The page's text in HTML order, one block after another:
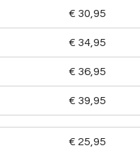
€ 30,95
€ 34,95
€ 36,95
€ 39,95
€ 25,95